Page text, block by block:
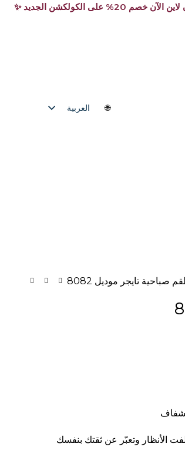
العربية
صباحية تايجر موديل 8082
الأنظار وتعبّر عن ثقتك بنفسك